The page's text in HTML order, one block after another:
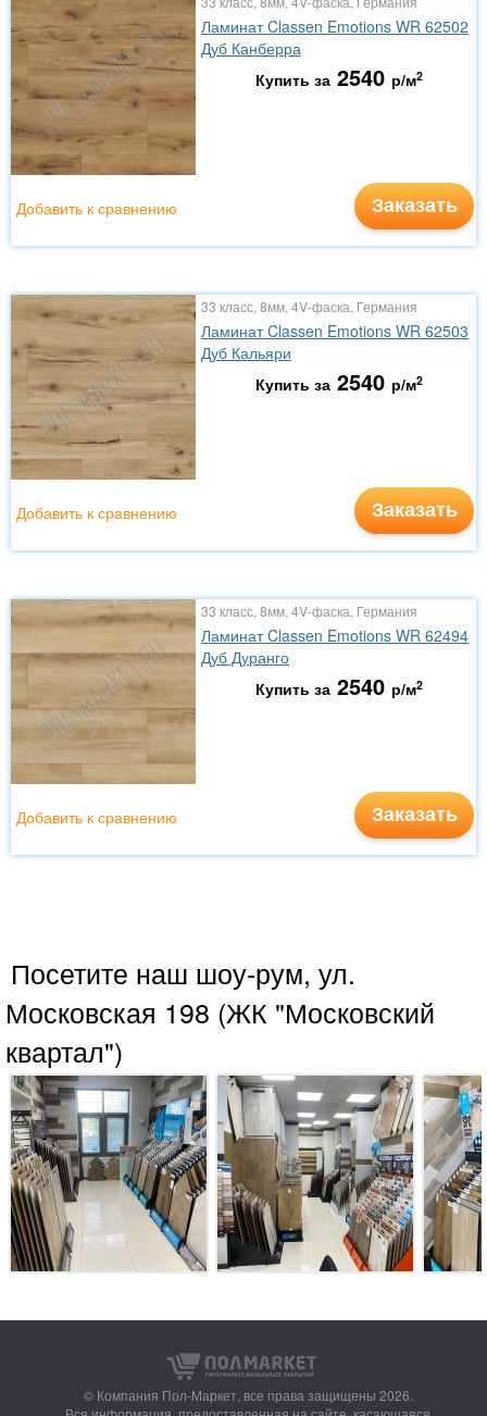
Ламинат Classen Emotions WR 62502
Дуб Канберра
Купить за 2540 р/м2
Заказать
Добавить к сравнению
33 класс, 8мм, 4V-фаска, Германия
Ламинат Classen Emotions WR 62503
Дуб Кальяри
Купить за 2540 р/м2
Заказать
Добавить к сравнению
33 класс, 8мм, 4V-фаска, Германия
Ламинат Classen Emotions WR 62494
Дуб Дуранго
Купить за 2540 р/м2
Заказать
Добавить к сравнению
Посетите наш шоу-рум, ул.
Московская 198 (ЖК "Московский
квартал")
© Компания Пол-Маркет, все права защищены 2026.